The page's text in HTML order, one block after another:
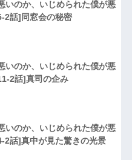
いのか、いじめられた僕が悪
2話]同窓会の秘密
いのか、いじめられた僕が悪
2話]真司の企み
いのか、いじめられた僕が悪
2話]真中が見た驚きの光景